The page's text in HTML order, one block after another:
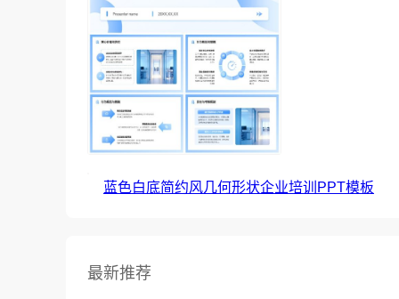
蓝色白底简约风几何形状企业培训PPT模板
最新推荐